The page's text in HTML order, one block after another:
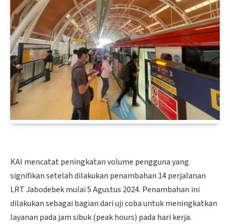
KAI mencatat peningkatan volume pengguna yang
signifikan setelah dilakukan penambahan 14 perjalanan
LRT Jabodebek mulai 5 Agustus 2024. Penambahan ini
dilakukan sebagai bagian dari uji coba untuk meningkatkan
layanan pada jam sibuk (peak hours) pada hari kerja.